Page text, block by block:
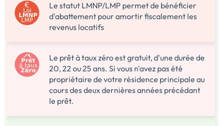
Le statut LMNP/LMP permet de bénéficier
d'abattement pour amortir fiscalement les
revenus locatifs
Le prêt à taux zéro est gratuit, d'une durée de
20, 22 ou 25 ans. Si vous n'avez pas été
propriétaire de votre résidence principale au
cours des deux dernières années précédant
le prêt.